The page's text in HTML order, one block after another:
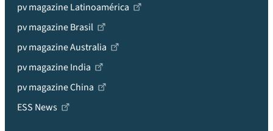
pv magazine Latinoamérica
pv magazine Brasil
pv magazine Australia
pv magazine India
pv magazine China
ESS News